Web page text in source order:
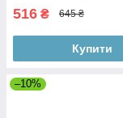
516 ₴ 645 ₴
Купити
–10%